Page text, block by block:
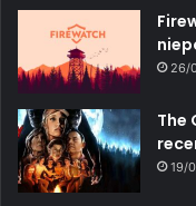
26/
The
19/